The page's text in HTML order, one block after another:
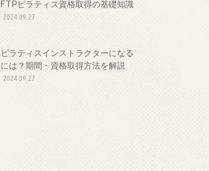
FTPピラティス資格取得の基礎知識
2024.09.27
ピラティスインストラクターになる
には？期間・資格取得方法を解説
2024.09.27